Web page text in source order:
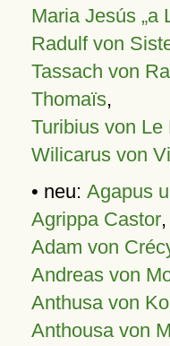
Maria Jesús „a
Radulf von
Tassach von
Thomaïs,
Turibius von Le
Wilicarus von
• neu: Agapus
Agrippa Castor,
Adam von
Andreas von
Anthusa von
Anthousa von